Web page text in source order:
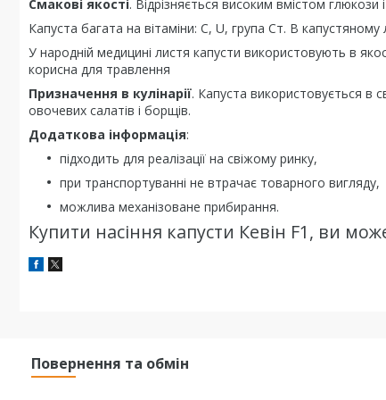
Смакові якості. Відрізняється високим вмістом глюкози
Капуста багата на вітаміни: С, U, група Ст. В
У народній медицині листя капусти використовують в
корисна для травлення
Призначення в кулінарії. Капуста використовується в
овочевих салатів і борщів.
Додаткова інформація:
підходить для реалізації на свіжому ринку,
при транспортуванні не втрачає товарного вигляду,
можлива механізоване прибирання.
Купити насіння капусти Кевін F1, ви
Повернення та обмін